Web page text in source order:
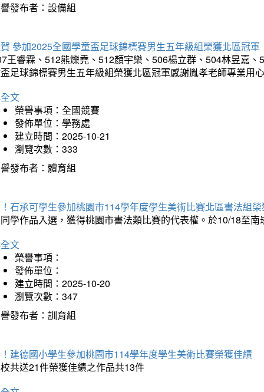
發布者：設備組
參加2025全國學童盃足球錦標賽男生五年級組榮獲北區冠軍
王睿霖、512熊爍堯、512顏宇樂、506楊立群、504林昱嘉
足球錦標賽男生五年級組榮獲北區冠軍感謝胤孝老師專業用
文
榮譽事項：全國競賽
發佈單位：學務處
建立時間：2025-10-21
瀏覽次數：333
發布者：體育組
石承可學生參加桃園市114學年度學生美術比賽北區書法組
學作品入選，獲得桃園市書法類比賽的代表權。於10/18至
文
榮譽事項：
發佈單位：
建立時間：2025-10-20
瀏覽次數：347
發布者：訓育組
建德國小學生參加桃園市114學年度學生美術比賽榮獲佳績
共送21件榮獲佳績之作品共13件